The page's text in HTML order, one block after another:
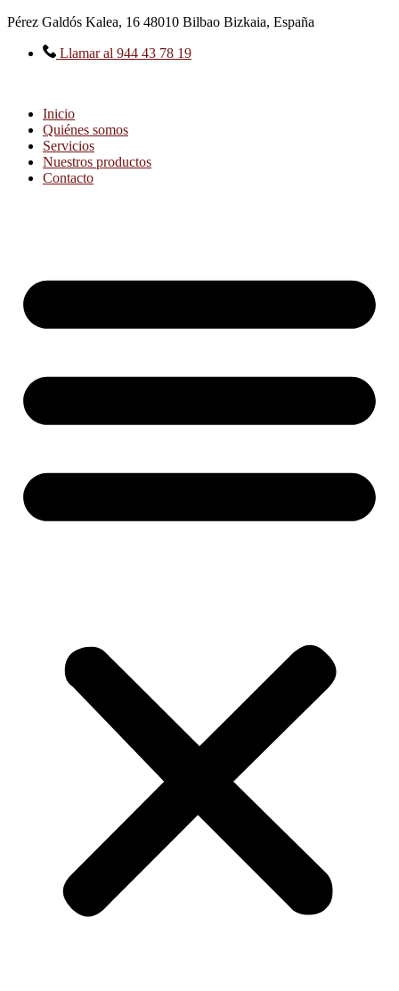
Ir
contenido
Pérez Galdós Kalea, 16 48010 Bilbao Bizkaia, España
Llamar al 944 43 78 19
Inicio
Quiénes somos
Servicios
Nuestros productos
Contacto